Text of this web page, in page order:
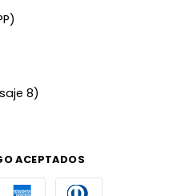
8)
ACEPTADOS